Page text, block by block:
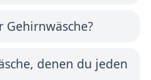
Gehirnwäsche?
denen du jeden